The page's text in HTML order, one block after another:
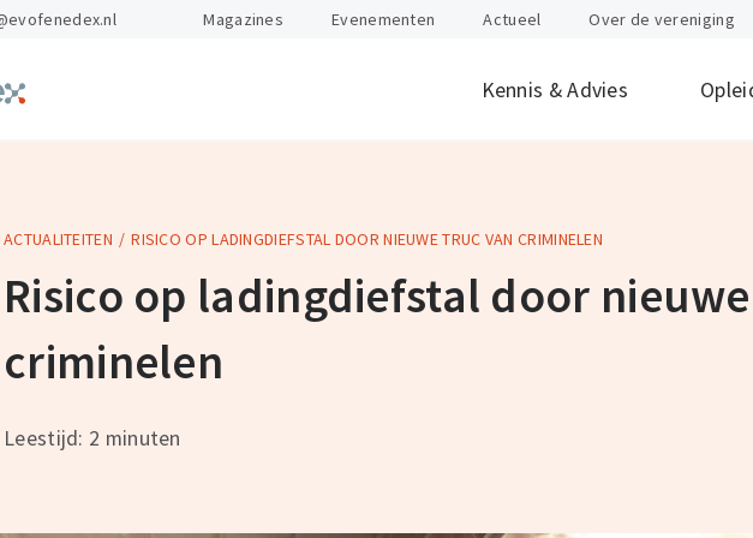
Kennis & Advies
Gevaarlijke Stoffen
Internationaal
ondernemen
Arbo & veiligheid Btw
Exportdocumenten Gevaarlijke stoffen Heftruck &
Magazijnen
Magazines Evenementen Actueel Over de vereniging
ACTUALITEITEN RISICO OP LADINGDIEFSTAL DOOR NIEUWE TRUC VAN CRIMINELEN
Risico op ladingdiefstal door
criminelen
Leestijd: 2 minuten